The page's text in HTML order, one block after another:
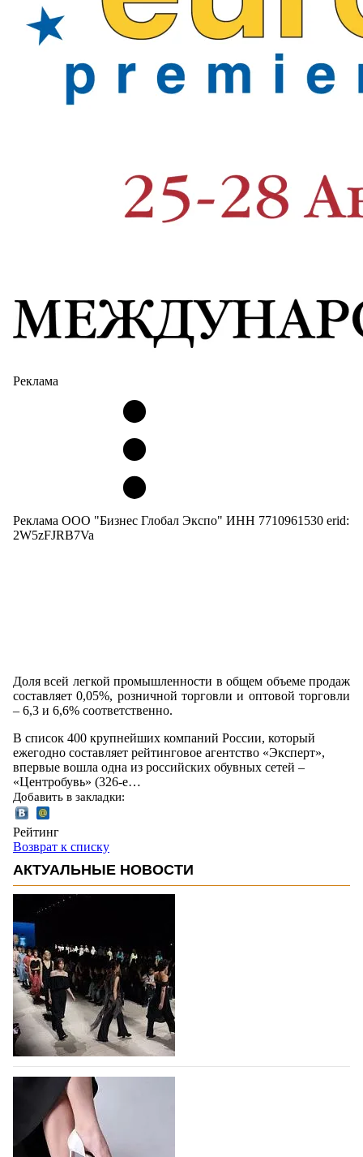
Реклама
Реклама ООО "Бизнес Глобал Экспо" ИНН 7710961530 erid:
2W5zFJRB7Va
Доля всей легкой промышленности в общем объеме продаж
составляет 0,05%, розничной торговли и оптовой торговли
– 6,3 и 6,6% соответственно.
В список 400 крупнейших компаний России, который
ежегодно составляет рейтинговое агентство «Эксперт»,
впервые вошла одна из российских обувных сетей –
«Центробувь» (326-е…
Добавить в закладки:
Рейтинг
Возврат к списку
АКТУАЛЬНЫЕ НОВОСТИ
На участие в Московской неделе моды
подано 1047 заявок
На участие в седьмой Московской неделе моды,